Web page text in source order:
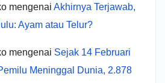
mengenai Akhirnya Terjawab,
Ayam atau Telur?
mengenai Sejak 14 Februari
Meninggal Dunia, 2.878